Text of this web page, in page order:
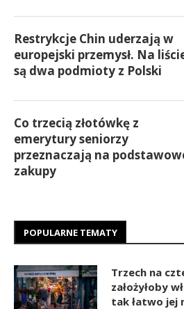
Restrykcje Chin uderzają w
europejski przemysł. Na
są dwa podmioty z Polski
Co trzecią złotówkę z
emerytury seniorzy
przeznaczają na
zakupy
POPULARNE TEMATY
Trzech na
założyłoby
tak łatwo jej